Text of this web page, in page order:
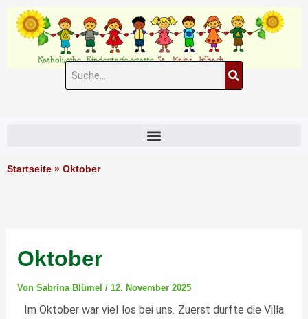
Zum
Inhalt
springen
Suche
Startseite » Oktober
Oktober
Von Sabrina Blümel / 12. November 2025
Im Oktober war viel los bei uns. Zuerst durfte die Villa